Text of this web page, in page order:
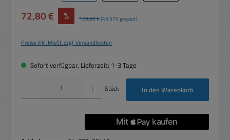
Verkaufspreis:
72,80 € % Regulärer Preis:
129,00 €(43.57% gespart)
Preise inkl. MwSt. zzgl. Versandkosten
Sofort verfügbar, Lieferzeit: 1-3 Tage
Produkt Anzahl: Gib den gewünschten Wert ein oder benutze die Schaltflächen um
Stück In den Warenkorb